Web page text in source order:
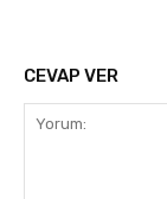
CEVAP VER